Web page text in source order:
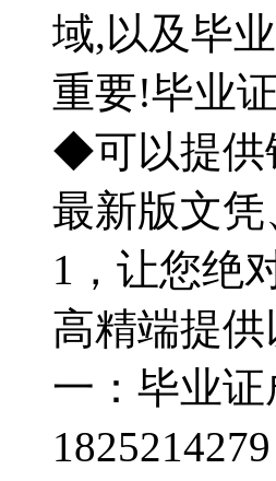
域,以及毕
重要!毕业
◆可以提供
最新版文凭
1，让您绝
高精端提供
一：毕业